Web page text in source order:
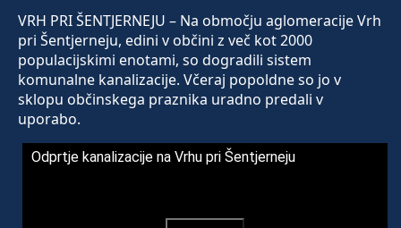
VRH PRI ŠENTJERNEJU – Na območju aglomeracije Vrh
pri Šentjerneju, edini v občini z več kot 2000
populacijskimi enotami, so dogradili sistem
komunalne kanalizacije. Včeraj popoldne so jo v
sklopu občinskega praznika uradno predali v
uporabo.
Odprtje kanalizacije na Vrhu pri Šentjerneju